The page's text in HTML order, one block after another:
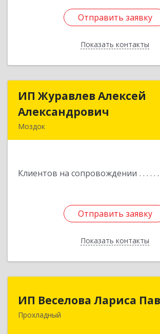
Отправить заявку
Показать контакты
Отправить заявку
Назад
ИП Журавлев Алексей
Александрович
Моздок
Клиентов на сопровождении
Отправить заявку
Показать контакты
ИП Журавлев
Отправить заявку
Назад
ИП Веселова Лариса
Прохладный